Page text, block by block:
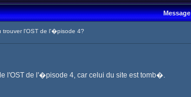
Message
trouver l'OST de l'�pisode 4?
l'OST de l'�pisode 4, car celui du site est tomb�.